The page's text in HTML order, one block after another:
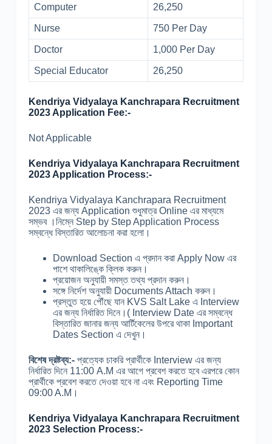
Computer 26,250
Nurse 750 Per Day
Doctor 1,000 Per Day
Special Educator 26,250
Kendriya Vidyalaya Kanchrapara Recruitment
2023 Application Fee:-
Not Applicable
Kendriya Vidyalaya Kanchrapara Recruitment
2023 Application Process:-
Kendriya Vidyalaya Kanchrapara Recruitment
2023 এর জন্য Application শুধুমাত্র Online এর মাধ্যমে
সম্ভব ।নিম্নে Step by Step Application Process
সম্বন্ধে বিস্তারিত আলোচনা করা হলো।
Download Section এ প্রদান করা Apply Now এর
পাশে থাকালিঙ্কে ক্লিক করুন।
প্রয়োজন অনুযায়ী সমস্ত তথ্য প্রদান করুন।
সঙ্গে নির্দেশ অনুযায়ী Documents Attach করুন।
প্রস্তুত হয়ে পৌঁছে যান KVS Salt Lake এ Interview
এর জন্য নির্ধারিত দিনে।( Interview Date এর সম্বন্ধে
বিস্তারিত জানার জন্য আর্টিকেলের উপরে থাকা Important
Dates Section এ দেখুন।
বিশেষ দ্রষ্টব্য:-প্রত্যেক চাকরি প্রার্থীকে Interview এর জন্য
নির্ধারিত দিনে 11:00 A.M এর আগে প্রবেশ করতে হবে এরপরে কোন
প্রার্থীকে প্রবেশ করতে দেওয়া হবে না এবং Reporting Time
09:00 A.M।
Kendriya Vidyalaya Kanchrapara Recruitment
2023 Selection Process:-